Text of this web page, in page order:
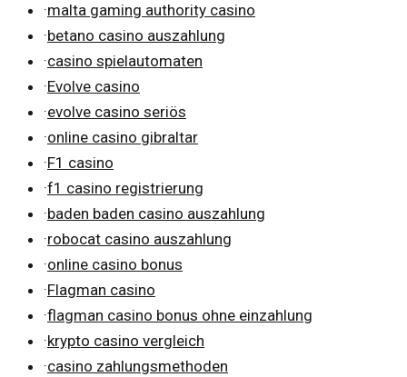
·malta gaming authority casino
·betano casino auszahlung
·casino spielautomaten
·Evolve casino
·evolve casino seriös
·online casino gibraltar
·F1 casino
·f1 casino registrierung
·baden baden casino auszahlung
·robocat casino auszahlung
·online casino bonus
·Flagman casino
·flagman casino bonus ohne einzahlung
·krypto casino vergleich
·casino zahlungsmethoden